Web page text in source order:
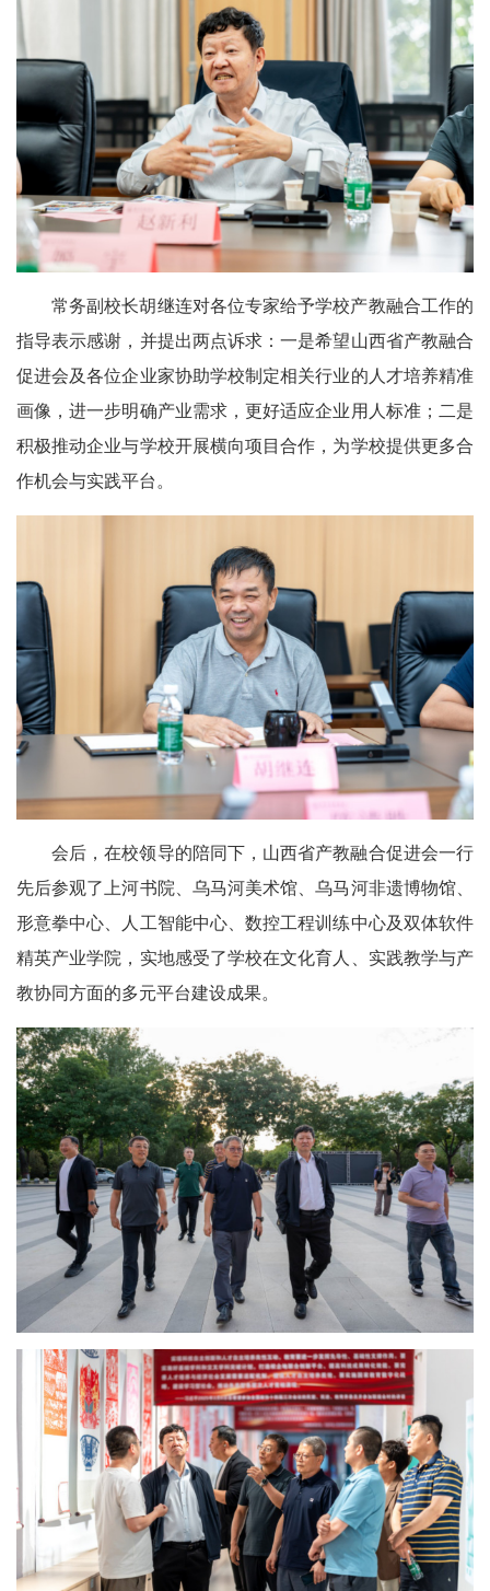
常务副校长胡继连对各位专家给予学校产教融合工作的
指导表示感谢，并提出两点诉求：一是希望山西省产教融合
促进会及各位企业家协助学校制定相关行业的人才培养精准
画像，进一步明确产业需求，更好适应企业用人标准；二是
积极推动企业与学校开展横向项目合作，为学校提供更多合
作机会与实践平台。
会后，在校领导的陪同下，山西省产教融合促进会一行
先后参观了上河书院、乌马河美术馆、乌马河非遗博物馆、
形意拳中心、人工智能中心、数控工程训练中心及双体软件
精英产业学院，实地感受了学校在文化育人、实践教学与产
教协同方面的多元平台建设成果。